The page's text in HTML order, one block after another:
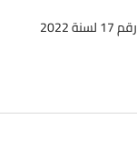
والمشار إليه هنا وفيما بعد بالاسم المختصر قانون رقم 17 لسنة 2022